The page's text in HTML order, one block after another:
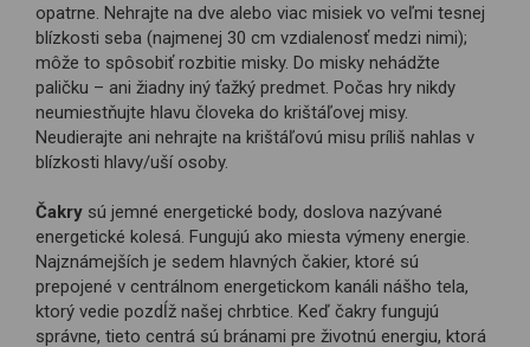
opatrne. Nehrajte na dve alebo viac misiek vo veľmi tesnej
blízkosti seba (najmenej 30 cm vzdialenosť medzi nimi);
môže to spôsobiť rozbitie misky. Do misky nehádžte
paličku – ani žiadny iný ťažký predmet. Počas hry nikdy
neumiestňujte hlavu človeka do krištáľovej misy.
Neudierajte ani nehrajte na krištáľovú misu príliš nahlas v
blízkosti hlavy/uší osoby.
Čakry sú jemné energetické body, doslova nazývané
energetické kolesá. Fungujú ako miesta výmeny energie.
Najznámejších je sedem hlavných čakier, ktoré sú
prepojené v centrálnom energetickom kanáli nášho tela,
ktorý vedie pozdĺž našej chrbtice. Keď čakry fungujú
správne, tieto centrá sú bránami pre životnú energiu, ktorá